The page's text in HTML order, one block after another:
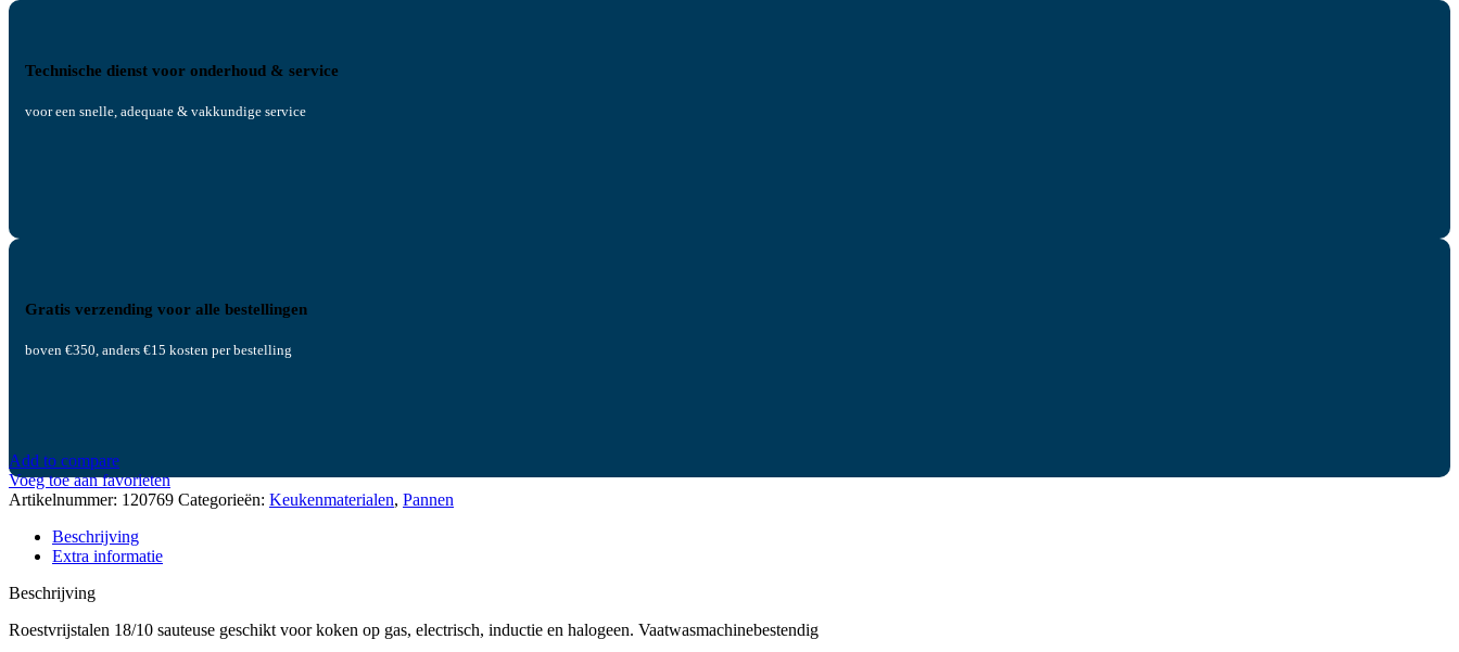
Technische dienst voor onderhoud & service
voor een snelle, adequate & vakkundige service
Gratis verzending voor alle bestellingen
boven €350, anders €15 kosten per bestelling
Add to compare
Voeg toe aan favorieten
Artikelnummer: 120769 Categorieën: Keukenmaterialen, Pannen
Beschrijving
Extra informatie
Beschrijving
Roestvrijstalen 18/10 sauteuse geschikt voor koken op gas, electrisch, inductie en halogeen. Vaatwasmachinebestendig